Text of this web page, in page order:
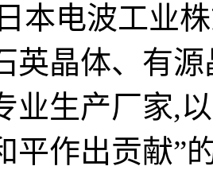
日本电波工业
英晶体、有
业生产厂家,
平作出贡献”